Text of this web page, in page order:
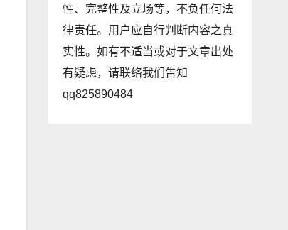
性、完整性及立场等，不负任何法
律责任。用户应自行判断内容之真
实性。如有不适当或对于文章出处
有疑虑，请联络我们告知
qq825890484